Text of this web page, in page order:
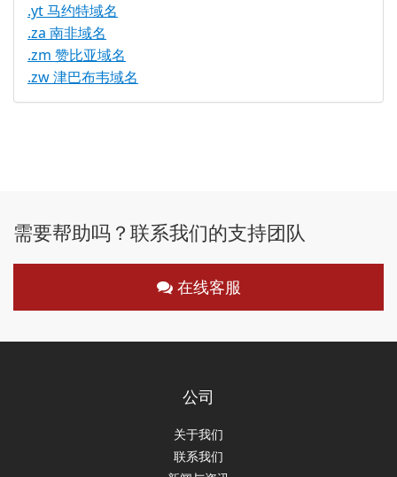
.yt 马约特域名
.za 南非域名
.zm 赞比亚域名
.zw 津巴布韦域名
需要帮助吗？联系我们的支持团队
在线客服
公司
关于我们
联系我们